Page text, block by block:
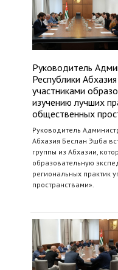
Руководитель
Республики
участниками
изучению лучших
общественных
Руководитель
Абхазия Беслан Эшба
группы из Абхазии,
образовательную
региональных практик
пространствами».